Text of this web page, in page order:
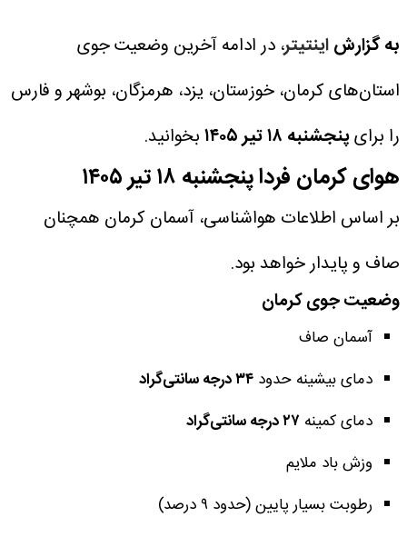
به گزارشاینتیتر، در ادامه آخرین وضعیت جوی
استان‌های کرمان، خوزستان، یزد، هرمزگان، بوشهر و فارس
را برایپنجشنبه ۱۸ تیر ۱۴۰۵ بخوانید.
هوای کرمان فردا پنجشنبه ۱۸ تیر ۱۴۰۵
بر اساس اطلاعات هواشناسی، آسمان کرمان همچنان
صاف و پایدار خواهد بود.
وضعیت جوی کرمان
آسمان صاف
دمای بیشینه حدود ۳۴ درجه سانتی‌گراد
دمای کمینه ۲۷ درجه سانتی‌گراد
وزش باد ملایم
رطوبت بسیار پایین (حدود ۹ درصد)